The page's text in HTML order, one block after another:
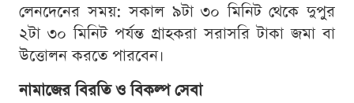
লেনদেনের সময়: সকাল ৯টা ৩০ মিনিট থেকে দুপুর
২টা ৩০ মিনিট পর্যন্ত গ্রাহকরা সরাসরি টাকা জমা বা
উত্তোলন করতে পারবেন।
নামাজের বিরতি ও বিকল্প সেবা